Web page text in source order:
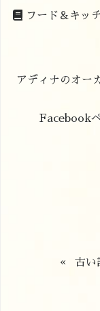
フード＆キッ
アディナのオー
Facebook
« 古い